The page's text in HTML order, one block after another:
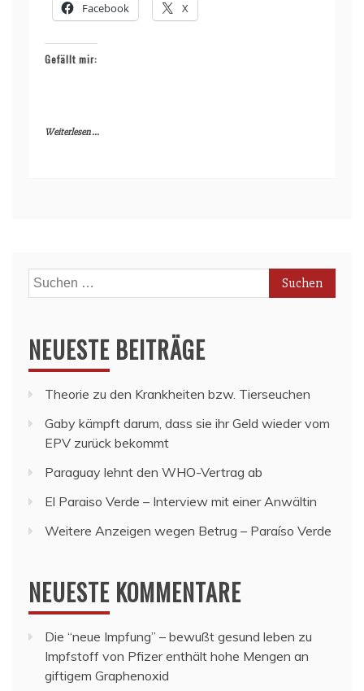
Facebook X
Gefällt mir:
Weiterlesen ...
Suchen
nach:
NEUESTE BEITRÄGE
Theorie zu den Krankheiten bzw. Tierseuchen
Gaby kämpft darum, dass sie ihr Geld wieder vom
EPV zurück bekommt
Paraguay lehnt den WHO-Vertrag ab
El Paraiso Verde – Interview mit einer Anwältin
Weitere Anzeigen wegen Betrug – Paraíso Verde
NEUESTE KOMMENTARE
Die “neue Impfung” – bewußt gesund leben zu
Impfstoff von Pfizer enthält hohe Mengen an
giftigem Graphenoxid